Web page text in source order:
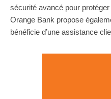
sécurité avancé pour
Orange Bank propose
bénéficie d’une assistance